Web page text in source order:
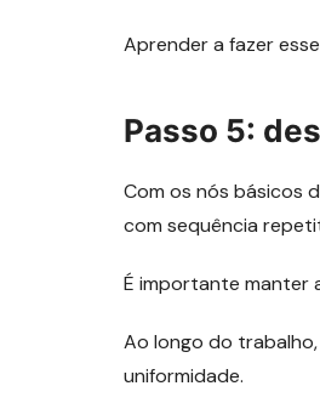
Aprender a fazer
Passo 5:
Com os nós básicos
com sequência
É importante manter
Ao longo do
uniformidade.